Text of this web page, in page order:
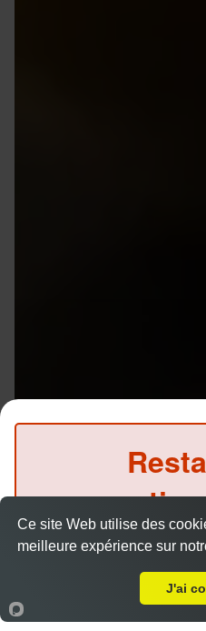
Accueil
fermé
Ce site Web utilise des
meilleure expérience sur
J'ai